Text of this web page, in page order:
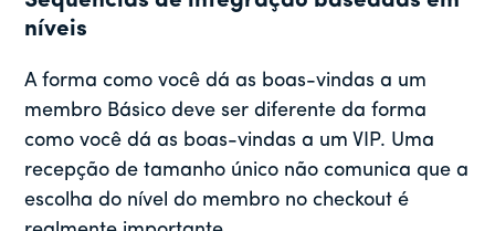
níveis
A forma como você dá as boas-vindas a um
membro Básico deve ser diferente da forma
como você dá as boas-vindas a um VIP. Uma
recepção de tamanho único não comunica que a
escolha do nível do membro no checkout é